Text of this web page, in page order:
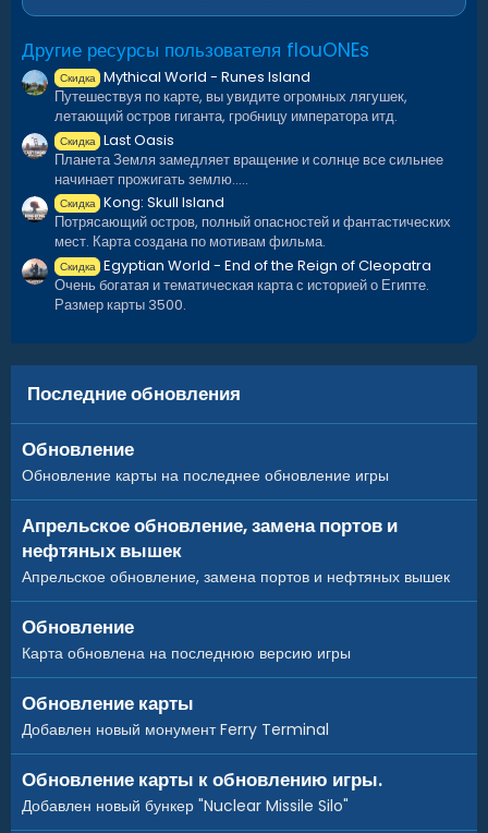
Кастомные подводные локации с лутом
Все места под застройку помещены "X"
Все кастомные локации подписаны
Кастомные монументы:
Crater Village (Средняя локация)
Nat’s Repairs (Средняя локация)
Hemp Farm (Средняя локация)
Bandit Base (Средняя локация)
Break Point Docks (Средняя локация)
Badtown (Средняя локация)
Bandit Outpost (Маленькая локация)
Underwater Town (Маленькая локация)
Подводные руины (маленькие кастомные локации
под водой)
Стандартные монументы:
Harbor
Lighthouse
Large Fishing Village
Fishing Village
Train Tunnel
Underwater Labs
Launch Site
Ranch
Outpost
Military tunnel
Train Yard
Power Plant
Satellite Dish
Другие ресурсы пользователя flouONEs
Скидка Mythical World - Runes Island
Путешествуя по карте, вы увидите огромных лягушек,
летающий остров гиганта, гробницу императора итд.
Скидка Last Oasis
Планета Земля замедляет вращение и солнце все сильнее
начинает прожигать землю.....
Скидка Kong: Skull Island
Потрясающий остров, полный опасностей и фантастических
мест. Карта создана по мотивам фильма.
Скидка Egyptian World - End of the Reign of Cleopatra
Очень богатая и тематическая карта с историей о Египте.
Размер карты 3500.
Последние обновления
Обновление
Обновление карты на последнее обновление игры
Апрельское обновление, замена портов и
нефтяных вышек
Апрельское обновление, замена портов и нефтяных вышек
Обновление
Карта обновлена на последнюю версию игры
Обновление карты
Добавлен новый монумент Ferry Terminal
Обновление карты к обновлению игры.
Добавлен новый бункер "Nuclear Missile Silo"